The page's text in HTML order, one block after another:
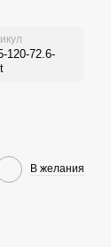
120-72.6-
В желания